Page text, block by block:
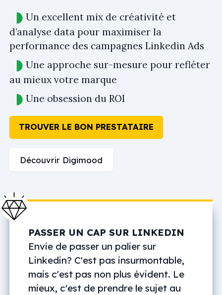
Un excellent mix de créativité et
d’analyse data pour maximiser la
performance des campagnes Linkedin Ads
Une approche sur-mesure pour refléter
au mieux votre marque
Une obsession du ROI
TROUVER LE BON PRESTATAIRE
Découvrir Digimood
PASSER UN CAP SUR LINKEDIN
Envie de passer un palier sur
Linkedin? C'est pas insurmontable,
mais c'est pas non plus évident. Le
mieux, c'est de prendre le sujet au